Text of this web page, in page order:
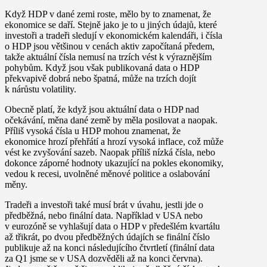
Když HDP v dané zemi roste, mělo by to znamenat, že
ekonomice se daří. Stejně jako je to u jiných údajů, které
investoři a tradeři sledují v ekonomickém kalendáři, i čísla
o HDP jsou většinou v cenách aktiv započítaná předem,
takže aktuální čísla nemusí na trzích vést k výraznějším
pohybům. Když jsou však publikovaná data o HDP
překvapivě dobrá nebo špatná, může na trzích dojít
k nárůstu volatility.
Obecně platí, že když jsou aktuální data o HDP nad
očekávání, měna dané země by měla posilovat a naopak.
Příliš vysoká čísla u HDP mohou znamenat, že
ekonomice hrozí přehřátí a hrozí vysoká inflace, což může
vést ke zvyšování sazeb. Naopak příliš nízká čísla, nebo
dokonce záporné hodnoty ukazující na pokles ekonomiky,
vedou k recesi, uvolněné měnové politice a oslabování
měny.
Tradeři a investoři také musí brát v úvahu, jestli jde o
předběžná, nebo finální data. Například v USA nebo
v eurozóně se vyhlašují data o HDP v předešlém kvartálu
až třikrát, po dvou předběžných údajích se finální číslo
publikuje až na konci následujícího čtvrtletí (finální data
za Q1 jsme se v USA dozvěděli až na konci června).